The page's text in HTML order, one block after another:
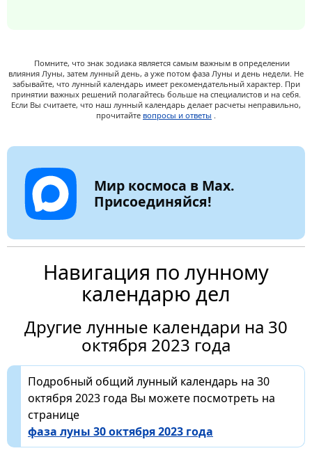
Помните, что знак зодиака является самым важным в определении
влияния Луны, затем лунный день, а уже потом фаза Луны и день недели. Не
забывайте, что лунный календарь имеет рекомендательный характер. При
принятии важных решений полагайтесь больше на специалистов и на себя.
Если Вы считаете, что наш лунный календарь делает расчеты неправильно,
прочитайте вопросы и ответы .
Мир космоса в Max.
Присоединяйся!
Навигация по лунному
календарю дел
Другие лунные календари на 30
октября 2023 года
Подробный общий лунный календарь на 30
октября 2023 года Вы можете посмотреть на
странице
фаза луны 30 октября 2023 года